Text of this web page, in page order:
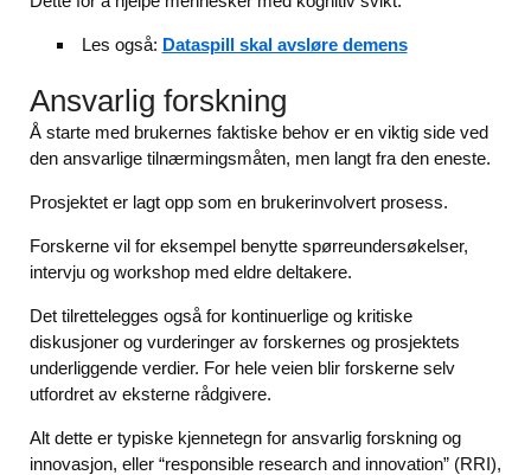
Les også: Dataspill skal avsløre demens
Ansvarlig forskning
Å starte med brukernes faktiske behov er en viktig side ved
den ansvarlige tilnærmingsmåten, men langt fra den eneste.
Prosjektet er lagt opp som en brukerinvolvert prosess.
Forskerne vil for eksempel benytte spørreundersøkelser,
intervju og workshop med eldre deltakere.
Det tilrettelegges også for kontinuerlige og kritiske
diskusjoner og vurderinger av forskernes og prosjektets
underliggende verdier. For hele veien blir forskerne selv
utfordret av eksterne rådgivere.
Alt dette er typiske kjennetegn for ansvarlig forskning og
innovasjon, eller “responsible research and innovation” (RRI),